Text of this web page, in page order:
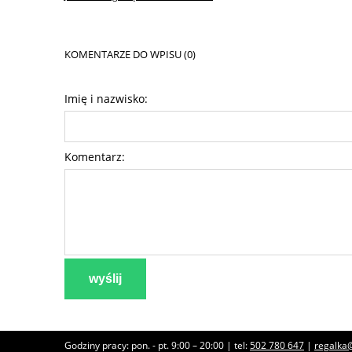
KOMENTARZE DO WPISU (0)
Imię i nazwisko:
Komentarz:
wyślij
Godziny pracy: pon. - pt. 9:00 – 20:00 | tel:502 780 647 |